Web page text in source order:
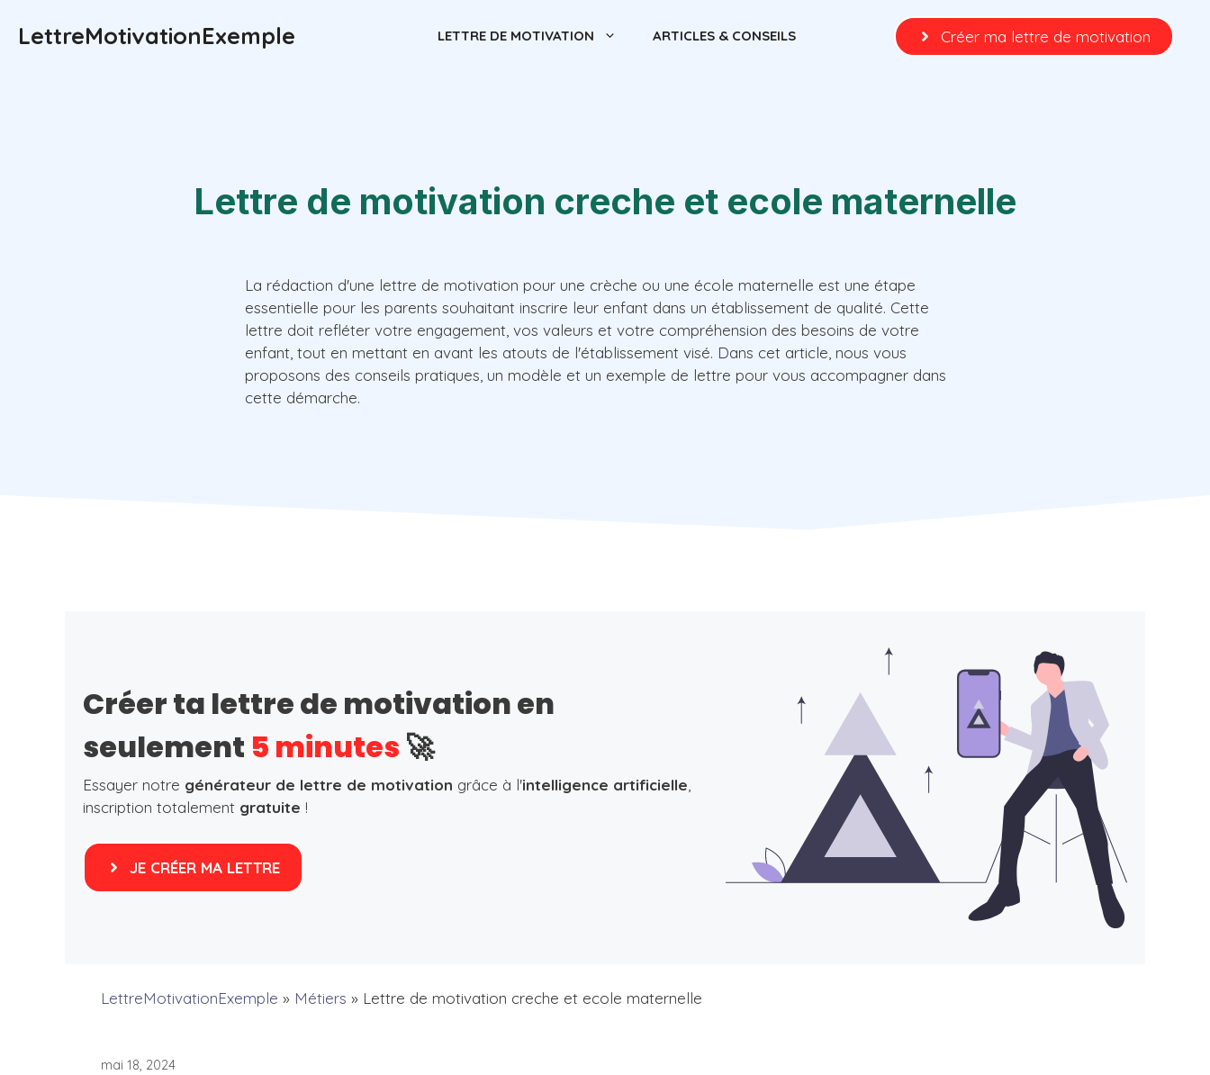
LettreMotivationExemple LETTRE DE MOTIVATION ARTICLES & CONSEILS Créer ma lettre de motivation
Lettre de motivation creche et ecole maternelle
La rédaction d'une lettre de motivation pour une crèche ou une école maternelle est une étape
essentielle pour les parents souhaitant inscrire leur enfant dans un établissement de qualité. Cette
lettre doit refléter votre engagement, vos valeurs et votre compréhension des besoins de votre
enfant, tout en mettant en avant les atouts de l'établissement visé. Dans cet article, nous vous
proposons des conseils pratiques, un modèle et un exemple de lettre pour vous accompagner dans
cette démarche.
Créer ta lettre de motivation en
seulement 5 minutes 🚀
Essayer notre générateur de lettre de motivation grâce à l'intelligence artificielle,
inscription totalement gratuite !
JE CRÉER MA LETTRE
LettreMotivationExemple » Métiers » Lettre de motivation creche et ecole maternelle
mai 18, 2024